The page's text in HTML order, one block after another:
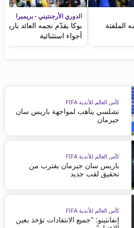
الملفتة
الدوري الأرجنتيني - بريميرا
بوكا يقدّم نجمه العائد
أجواء استثنائية
كأس العالم للأندية FIFA
تشلسي يتأهب لمواجهة باريس سان
جيرمان
كأس العالم للأندية FIFA
باريس سان جيرمان يقترب من
تحقيق لقب جديد
كأس العالم للأندية FIFA
إنفانتينو: "جميع الانتقادات تؤخذ بعين